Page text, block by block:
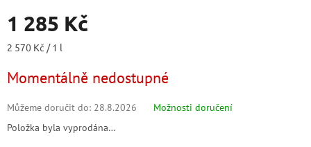
1 285 Kč
Měrná
2 570 Kč / 1 l
Momentálně nedostupné
Můžeme doručit do: 28.8.2026
Možnosti doručení
Položka byla vyprodána…